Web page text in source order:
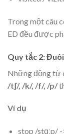
Trong một câu
ED đều được
Quy tắc 2:
Những động từ
/tʃ/, /k/, /f/, /p/
Ví dụ
stop /stɑːp/